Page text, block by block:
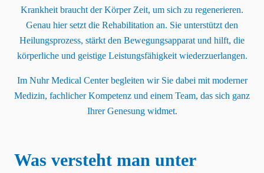
Krankheit braucht der Körper Zeit, um sich zu regenerieren.
Genau hier setzt die Rehabilitation an. Sie unterstützt den
Heilungsprozess, stärkt den Bewegungsapparat und hilft, die
körperliche und geistige Leistungsfähigkeit wiederzuerlangen.
Im Nuhr Medical Center begleiten wir Sie dabei mit moderner
Medizin, fachlicher Kompetenz und einem Team, das sich ganz
Ihrer Genesung widmet.
Was versteht man unter